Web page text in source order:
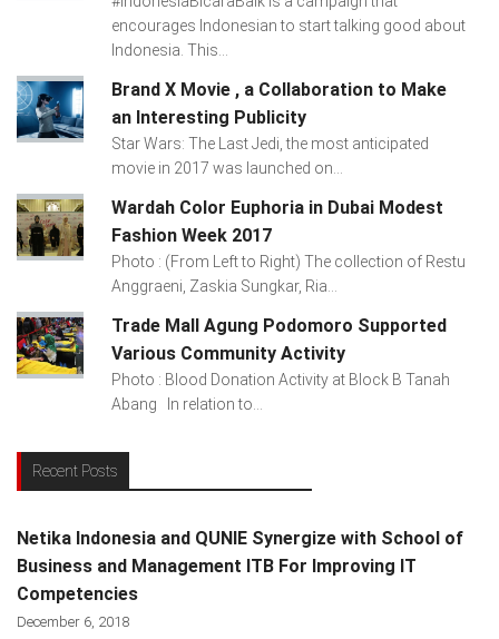
encourages Indonesian to start talking good about
Indonesia. This...
Brand X Movie , a Collaboration to Make
an Interesting Publicity
Star Wars: The Last Jedi, the most anticipated
movie in 2017 was launched on...
Wardah Color Euphoria in Dubai Modest
Fashion Week 2017
Photo : (From Left to Right) The collection of Restu
Anggraeni, Zaskia Sungkar, Ria...
Trade Mall Agung Podomoro Supported
Various Community Activity
Photo : Blood Donation Activity at Block B Tanah
Abang In relation to...
Recent Posts
Netika Indonesia and QUNIE Synergize with School of
Business and Management ITB For Improving IT
Competencies
December 6, 2018